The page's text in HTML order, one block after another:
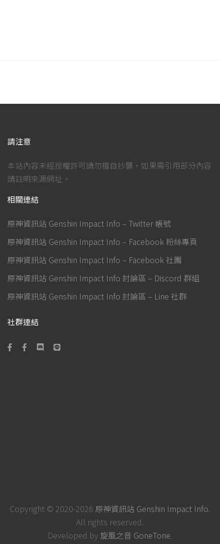
請注意
本站內容未經授權許可請勿擅自抄襲，如果需引用部分內容
請註明來源網址。
相關連結
原神資訊站 Genshin Impact Info – Twitter 帳號
原神資訊站 Genshin Impact Info – Facebook 粉絲專頁
原神資訊站 Genshin Impact Info – Facebook 社團
原神資訊站 Genshin Impact Info 討論區 – Discord 群組
原神資訊站 Genshin Impact Info 討論區 – Line 社群
社群連結
Copyright © 2020-2026 原神資訊站 Genshin Impact Info.
All rights reserved.
Developed by 旋風之音 GoneTone.